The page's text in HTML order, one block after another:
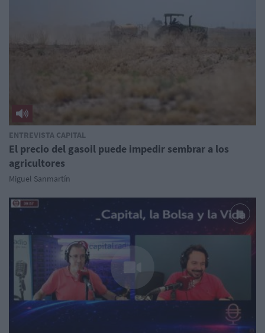
ENTREVISTA CAPITAL
El precio del gasoil puede impedir sembrar a los
agricultores
Miguel Sanmartín